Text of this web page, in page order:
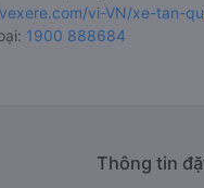
vi-VN/xe-tan-
1900 888684
Thông tin